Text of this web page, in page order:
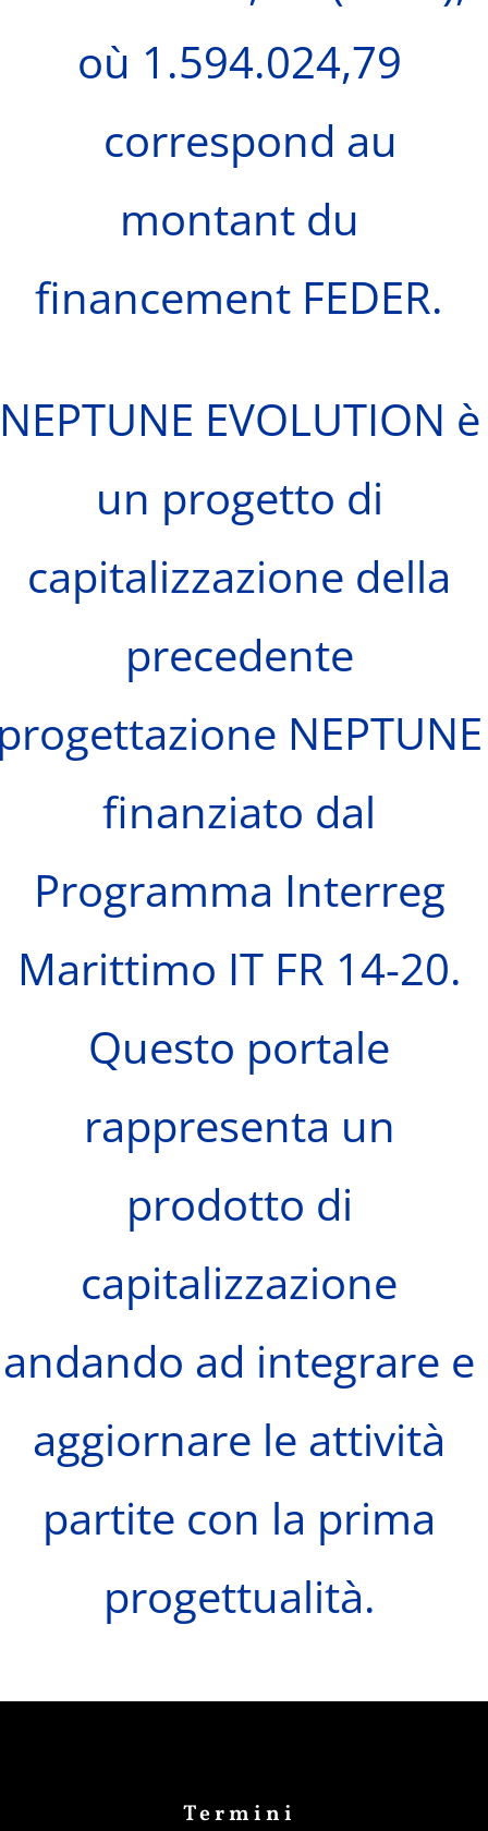
où 1.594.024,79
correspond au
montant du
financement FEDER.
EVOLUTION è
un progetto di
capitalizzazione della
precedente
NEPTUNE
finanziato dal
Programma Interreg
Marittimo IT FR 14-20.
Questo portale
rappresenta un
prodotto di
capitalizzazione
andando ad integrare e
aggiornare le attività
partite con la prima
progettualità.
Termini